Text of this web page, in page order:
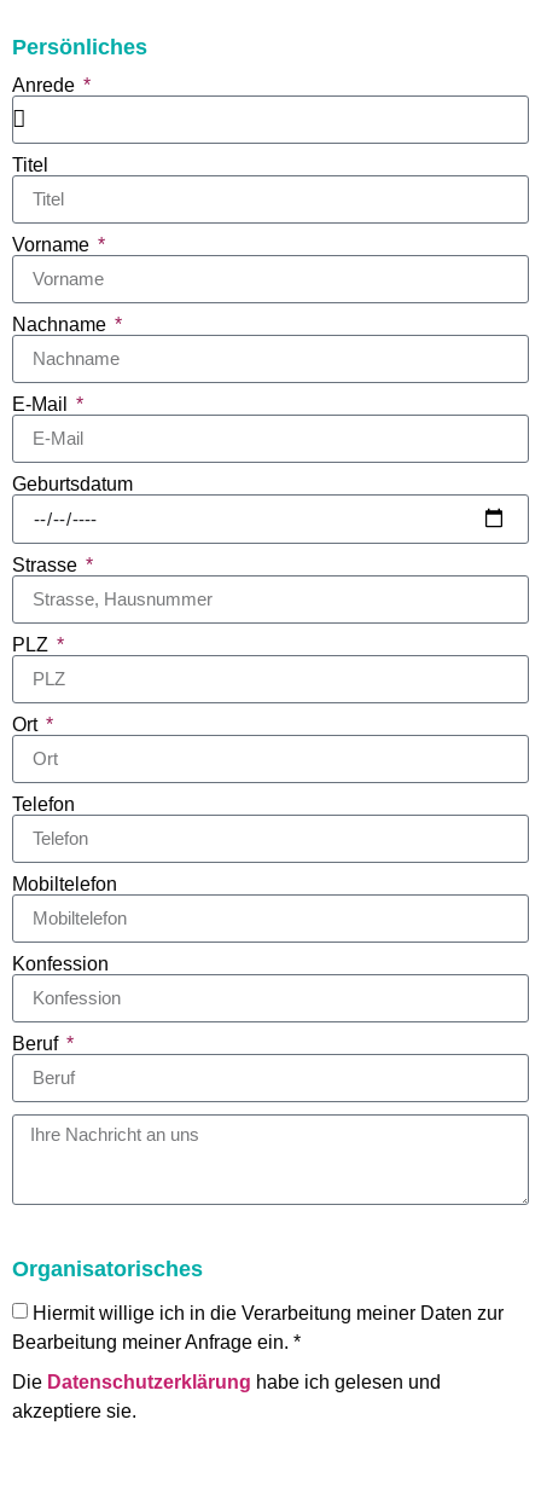
Persönliches
Anrede
Titel
Vorname
Nachname
E-Mail
Geburtsdatum
Strasse
PLZ
Ort
Telefon
Mobiltelefon
Konfession
Beruf
Organisatorisches
Hiermit willige ich in die Verarbeitung meiner Daten zur
Bearbeitung meiner Anfrage ein. *
Die Datenschutzerklärung habe ich gelesen und
akzeptiere sie.